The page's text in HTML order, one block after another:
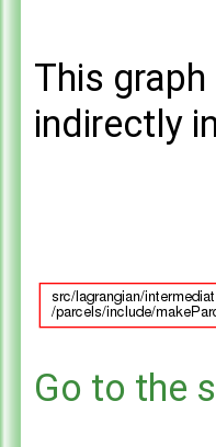
This
indirectly
Go to the